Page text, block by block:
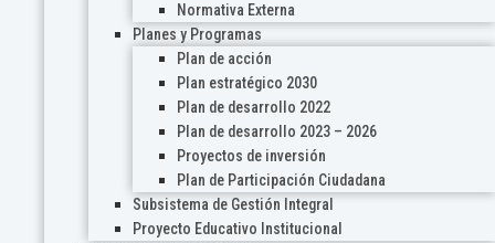
Normativa Externa
Planes y Programas
Plan de acción
Plan estratégico 2030
Plan de desarrollo 2022
Plan de desarrollo 2023 – 2026
Proyectos de inversión
Plan de Participación Ciudadana
Subsistema de Gestión Integral
Proyecto Educativo Institucional